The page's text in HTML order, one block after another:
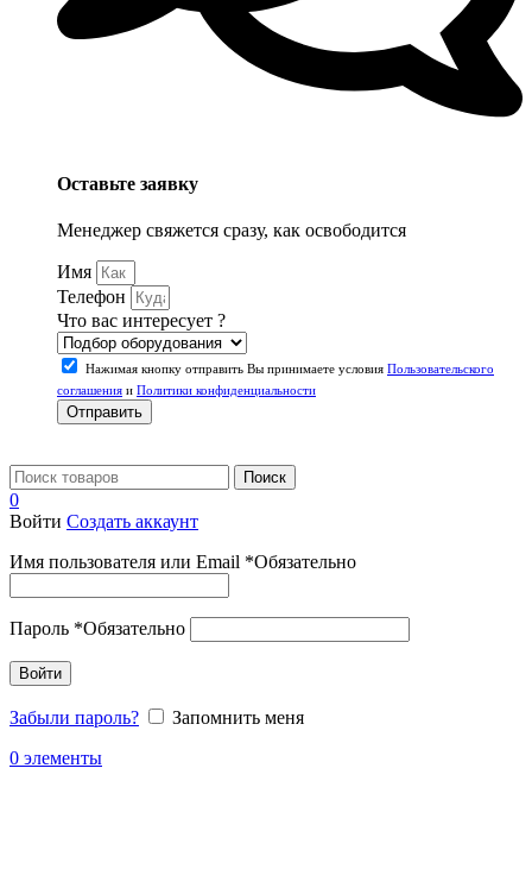
Оставьте заявку
Менеджер свяжется сразу, как освободится
Имя
Телефон
Что вас интересует ?
Нажимая кнопку отправить Вы принимаете условия Пользовательского
соглашения и Политики конфиденциальности
Отправить
Поиск
0
Войти Создать аккаунт
Имя пользователя или Email *Обязательно
Пароль *Обязательно
Войти
Забыли пароль?
Запомнить меня
0 элементы